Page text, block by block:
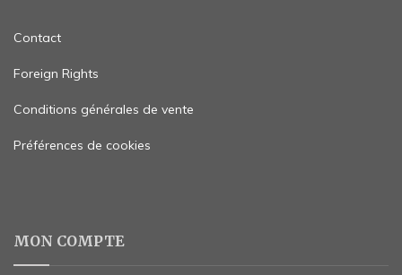
Contact
Foreign Rights
Conditions générales de vente
Préférences de cookies
MON COMPTE